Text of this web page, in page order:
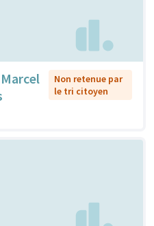
Non retenue par
le tri citoyen